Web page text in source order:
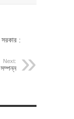
সরকার :
Next: